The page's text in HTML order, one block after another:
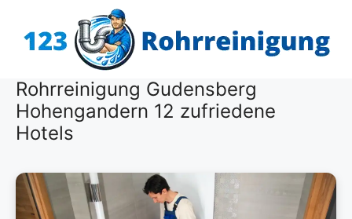
Inhalt
Rohrreinigung Gudensberg
Hohengandern 12 zufriedene
Hotels